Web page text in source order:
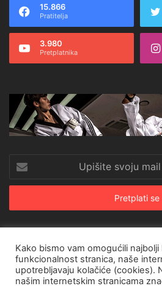
15.866
Pratitelja
3.980
Pretplatnika
svoju
mail
© Copyright 2026, All Rights
Naslovnica
Arhiva Pravila o
Kako bismo vam omogućili
funkcionalnost stranica, naše
upotrebljavaju kolačiće (cookies).
našim internetskim stranicama